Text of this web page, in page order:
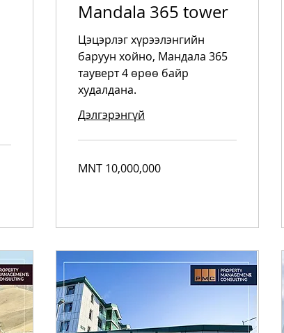
Mandala 365 tower
Цэцэрлэг хүрээлэнгийн
баруун хойно, Мандала 365
тауверт 4 өрөө байр
худалдана.
Дэлгэрэнгүй
Mongolian
MNT 10,000,000